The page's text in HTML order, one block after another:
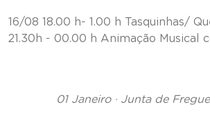
16/08 18.00 h- 1.00 h Tasquinhas/
21.30h - 00.00 h Animação Musical
01 Janeiro · Junta de